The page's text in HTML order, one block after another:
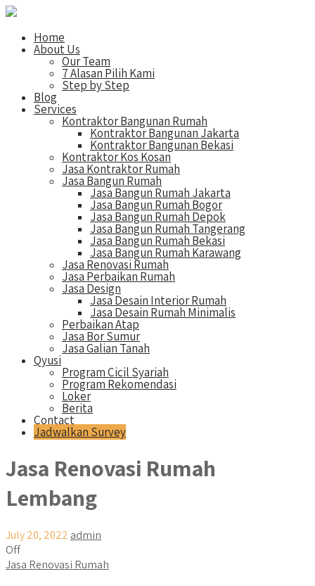
Home
About Us
Our Team
7 Alasan Pilih Kami
Step by Step
Blog
Services
Kontraktor Bangunan Rumah
Kontraktor Bangunan Jakarta
Kontraktor Bangunan Bekasi
Kontraktor Kos Kosan
Jasa Kontraktor Rumah
Jasa Bangun Rumah
Jasa Bangun Rumah Jakarta
Jasa Bangun Rumah Bogor
Jasa Bangun Rumah Depok
Jasa Bangun Rumah Tangerang
Jasa Bangun Rumah Bekasi
Jasa Bangun Rumah Karawang
Jasa Renovasi Rumah
Jasa Perbaikan Rumah
Jasa Design
Jasa Desain Interior Rumah
Jasa Desain Rumah Minimalis
Perbaikan Atap
Jasa Bor Sumur
Jasa Galian Tanah
Qyusi
Program Cicil Syariah
Program Rekomendasi
Loker
Berita
Contact
Jadwalkan Survey
Jasa Renovasi Rumah
Lembang
July 20, 2022 admin
Off
Jasa Renovasi Rumah